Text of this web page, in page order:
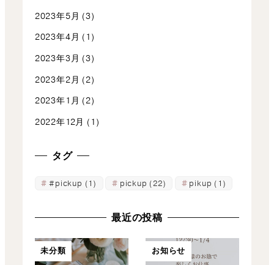
2023年5月 (3)
2023年4月 (1)
2023年3月 (3)
2023年2月 (2)
2023年1月 (2)
2022年12月 (1)
タグ
#pickup (1) pickup (22) pikup (1)
最近の投稿
未分類 お知らせ